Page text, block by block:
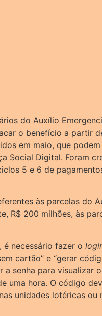
do Auxílio
o benefício a partir
em maio, que
Social Digital. Foram
5 e 6 de
às parcelas do
R$ 200 milhões, às
é necessário fazer o
cartão” e “gerar
a senha para visualizar
uma hora. O código
unidades lotéricas ou